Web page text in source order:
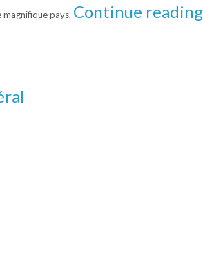
magnifique pays. Continue reading